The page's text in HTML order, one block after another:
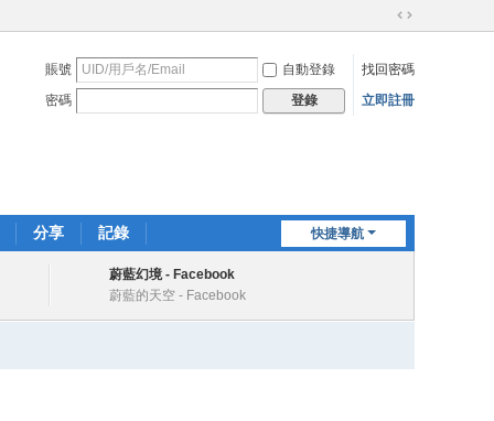
切
到
寬
賬號 自動登錄
找回密碼
密碼
登錄 立即註冊
快捷導航
分享 記錄
蔚藍幻境 - Facebook
蔚藍的天空 - Facebook